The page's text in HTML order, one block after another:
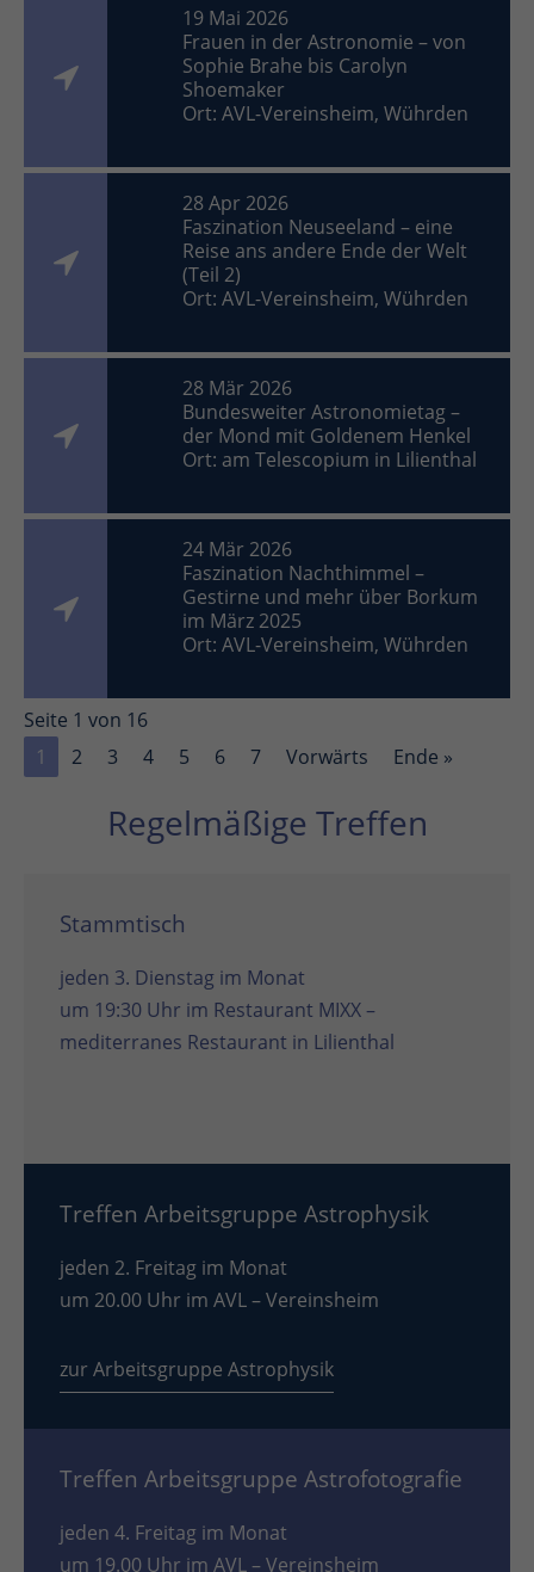
19 Mai 2026
Frauen in der Astronomie – von
Sophie Brahe bis Carolyn
Shoemaker
Ort: AVL-Vereinsheim, Wührden
28 Apr 2026
Faszination Neuseeland – eine
Reise ans andere Ende der Welt
(Teil 2)
Ort: AVL-Vereinsheim, Wührden
28 Mär 2026
Bundesweiter Astronomietag –
der Mond mit Goldenem Henkel
Ort: am Telescopium in Lilienthal
24 Mär 2026
Faszination Nachthimmel –
Gestirne und mehr über Borkum
im März 2025
Ort: AVL-Vereinsheim, Wührden
Seite 1 von 16
1
2 3 4 5 6 7 Vorwärts Ende »
Regelmäßige Treffen
Stammtisch
jeden 3. Dienstag im Monat
um 19:30 Uhr im Restaurant MIXX –
mediterranes Restaurant in Lilienthal
Treffen Arbeitsgruppe Astrophysik
jeden 2. Freitag im Monat
um 20.00 Uhr im AVL – Vereinsheim
zur Arbeitsgruppe Astrophysik
Treffen Arbeitsgruppe Astrofotografie
jeden 4. Freitag im Monat
um 19.00 Uhr im AVL – Vereinsheim